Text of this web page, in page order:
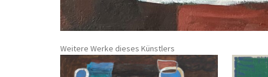
Weitere Werke dieses Künstlers